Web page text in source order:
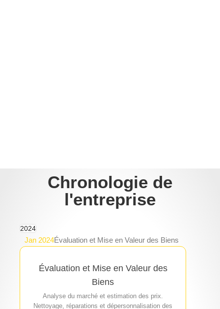
Chronologie de
l'entreprise
2024
Jan 2024Évaluation et Mise en Valeur des Biens
Évaluation et Mise en Valeur des
Biens
Analyse du marché et estimation des prix.
Nettoyage, réparations et dépersonnalisation des